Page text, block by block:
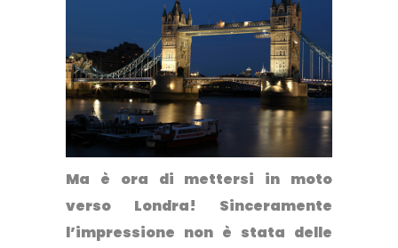
Ma è ora di mettersi in moto
verso Londra! Sinceramente
l’impressione non è stata delle